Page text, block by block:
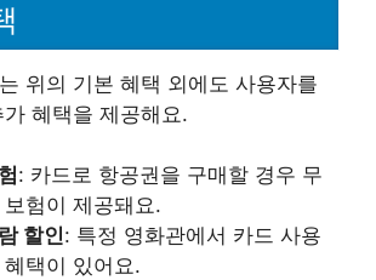
위의 기본 혜택 외에도 사용자를
혜택을 제공해요.
: 카드로 항공권을 구매할 경우 무
험이 제공돼요.
할인: 특정 영화관에서 카드 사용
택이 있어요.